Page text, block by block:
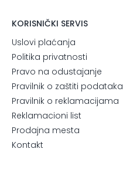
KORISNIČKI SERVIS
Uslovi plaćanja
Politika privatnosti
Pravo na odustajanje
Pravilnik o zaštiti podataka
Pravilnik o reklamacijama
Reklamacioni list
Prodajna mesta
Kontakt